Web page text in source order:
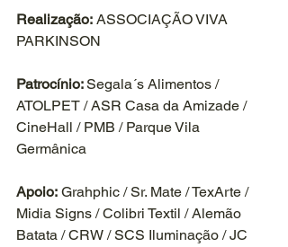
Realização: ASSOCIAÇÃO VIVA
PARKINSON
Patrocínio: Segala´s Alimentos /
ATOLPET / ASR Casa da Amizade /
CineHall / PMB / Parque Vila
Germânica
Apoio: Grahphic / Sr. Mate / TexArte /
Midia Signs / Colibri Textil / Alemão
Batata / CRW / SCS Iluminação / JC